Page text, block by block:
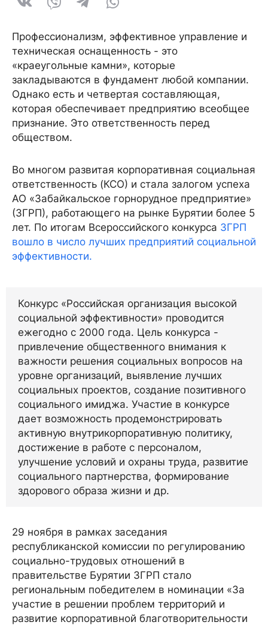
Профессионализм, эффективное управление и
техническая оснащенность - это
«краеугольные камни», которые
закладываются в фундамент любой компании.
Однако есть и четвертая составляющая,
которая обеспечивает предприятию всеобщее
признание. Это ответственность перед
обществом.
Во многом развитая корпоративная социальная
ответственность (КСО) и стала залогом успеха
АО «Забайкальское горнорудное предприятие»
(ЗГРП), работающего на рынке Бурятии более 5
лет. По итогам Всероссийского конкурса ЗГРП
вошло в число лучших предприятий социальной
эффективности.
Конкурс «Российская организация высокой
социальной эффективности» проводится
ежегодно с 2000 года. Цель конкурса -
привлечение общественного внимания к
важности решения социальных вопросов на
уровне организаций, выявление лучших
социальных проектов, создание позитивного
социального имиджа. Участие в конкурсе
дает возможность продемонстрировать
активную внутрикорпоративную политику,
достижение в работе с персоналом,
улучшение условий и охраны труда, развитие
социального партнерства, формирование
здорового образа жизни и др.
29 ноября в рамках заседания
республиканской комиссии по регулированию
социально-трудовых отношений в
правительстве Бурятии ЗГРП стало
региональным победителем в номинации «За
участие в решении проблем территорий и
развитие корпоративной благотворительности